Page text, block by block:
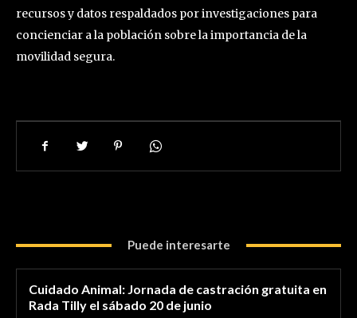
recursos y datos respaldados por investigaciones para
concienciar a la población sobre la importancia de la
movilidad segura.
Puede interesarte
Cuidado Animal: Jornada de castración gratuita en
Rada Tilly el sábado 20 de junio